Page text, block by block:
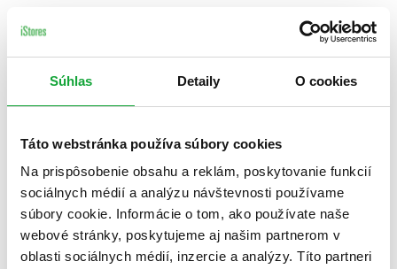
Súhlas Detaily O cookies
Táto webstránka používa súbory cookies
Na prispôsobenie obsahu a reklám, poskytovanie funkcií
sociálnych médií a analýzu návštevnosti používame
súbory cookie. Informácie o tom, ako používate naše
webové stránky, poskytujeme aj našim partnerom v
oblasti sociálnych médií, inzercie a analýzy. Títo partneri